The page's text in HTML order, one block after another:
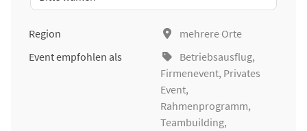
Region
mehrere Orte
Event empfohlen als
Betriebsausflug,
Firmenevent, Privates
Event,
Rahmenprogramm,
Teambuilding,